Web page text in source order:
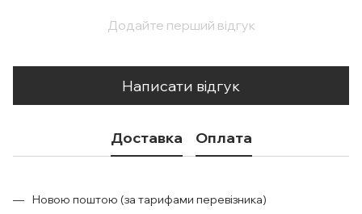
Додайте перший відгук
Написати відгук
Доставка Оплата
Новою поштою (за тарифами перевізника)